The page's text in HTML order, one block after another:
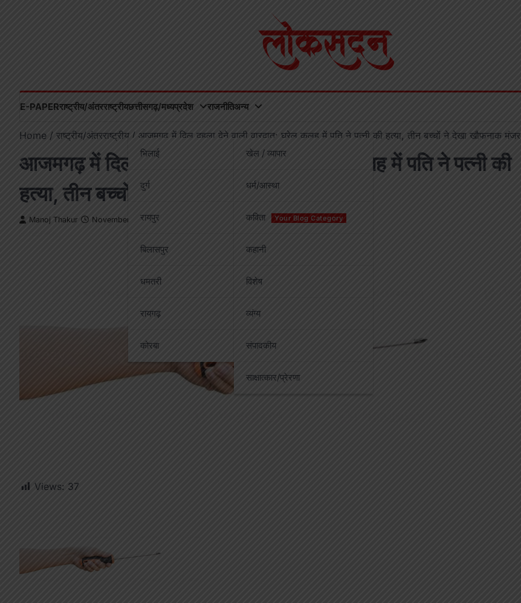
E-PAPERराष्ट्रीय/अंतरराष्ट्रीयछत्तीसगढ़/मध्यप्रदेश
भिलाई
दुर्ग
रायपुर
बिलासपुर
धमतरी
रायगढ़
कोरबा
राजनीतिअन्य
खेल / व्यापार
धर्म/आस्था
कविता Your Blog Category
कहानी
विशेष
व्यंग्य
संपादकीय
साक्षात्कार/प्रेरणा
Home राष्ट्रीय/अंतरराष्ट्रीय आजमगढ़ में दिल दहला देने वाली वारदात: घरेलू कलह में पति ने पत्नी की हत्या, तीन बच्चों ने देखा खौफनाक मंजर
आजमगढ़ में दिल दहला देने वाली वारदात: घरेलू कलह में पति ने पत्नी की
हत्या, तीन बच्चों ने देखा खौफनाक मंजर
Manoj Thakur November 29, 2025
Views: 37